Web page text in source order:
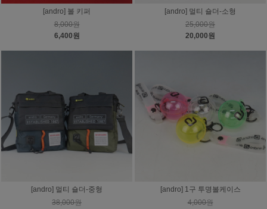
[andro] 볼 키퍼
8,000원
6,400원
[andro] 멀티 숄더-소형
25,000원
20,000원
[andro] 멀티 숄더-중형
38,000원
[andro] 1구 투명볼케이스
4,000원